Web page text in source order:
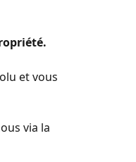
et vous
via la